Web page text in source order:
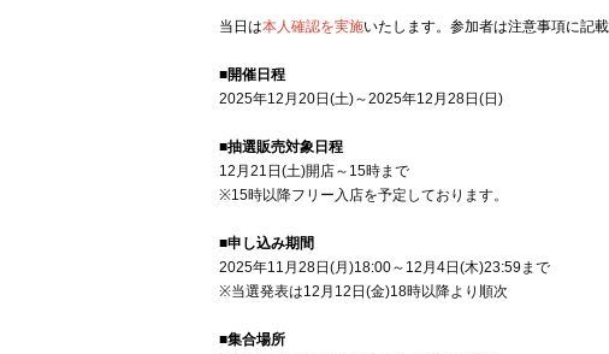
当日は本人確認を実施いたします。参加者は注意事項に記
■開催日程
2025年12月20日(土)～2025年12月28日(日)
■抽選販売対象日程
12月21日(土)開店～15時まで
※15時以降フリー入店を予定しております。
■申し込み期間
2025年11月28日(月)18:00～12月4日(木)23:59まで
※当選発表は12月12日(金)18時以降より順次
■集合場所